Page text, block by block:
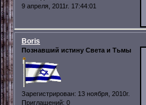
9 апреля, 2011г. 17:44:01
Boris
Познавший истину Света и Тьмы
Зарегистрирован: 13 ноября, 2010г.
Приглашений: 0